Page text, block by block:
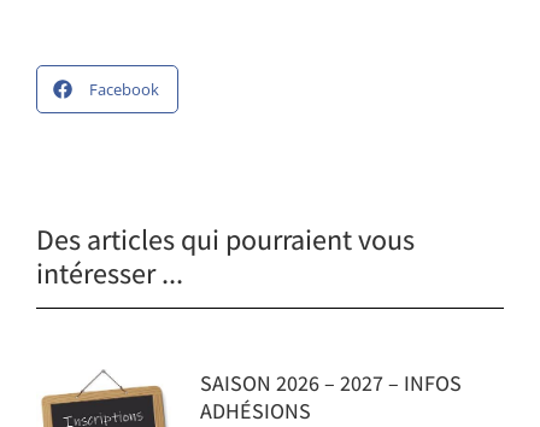
Facebook
Des articles qui pourraient vous
intéresser ...
SAISON 2026 – 2027 – INFOS
ADHÉSIONS